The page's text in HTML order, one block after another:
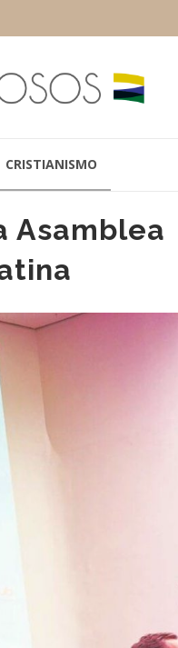
CRISTIANISMO
Asamblea